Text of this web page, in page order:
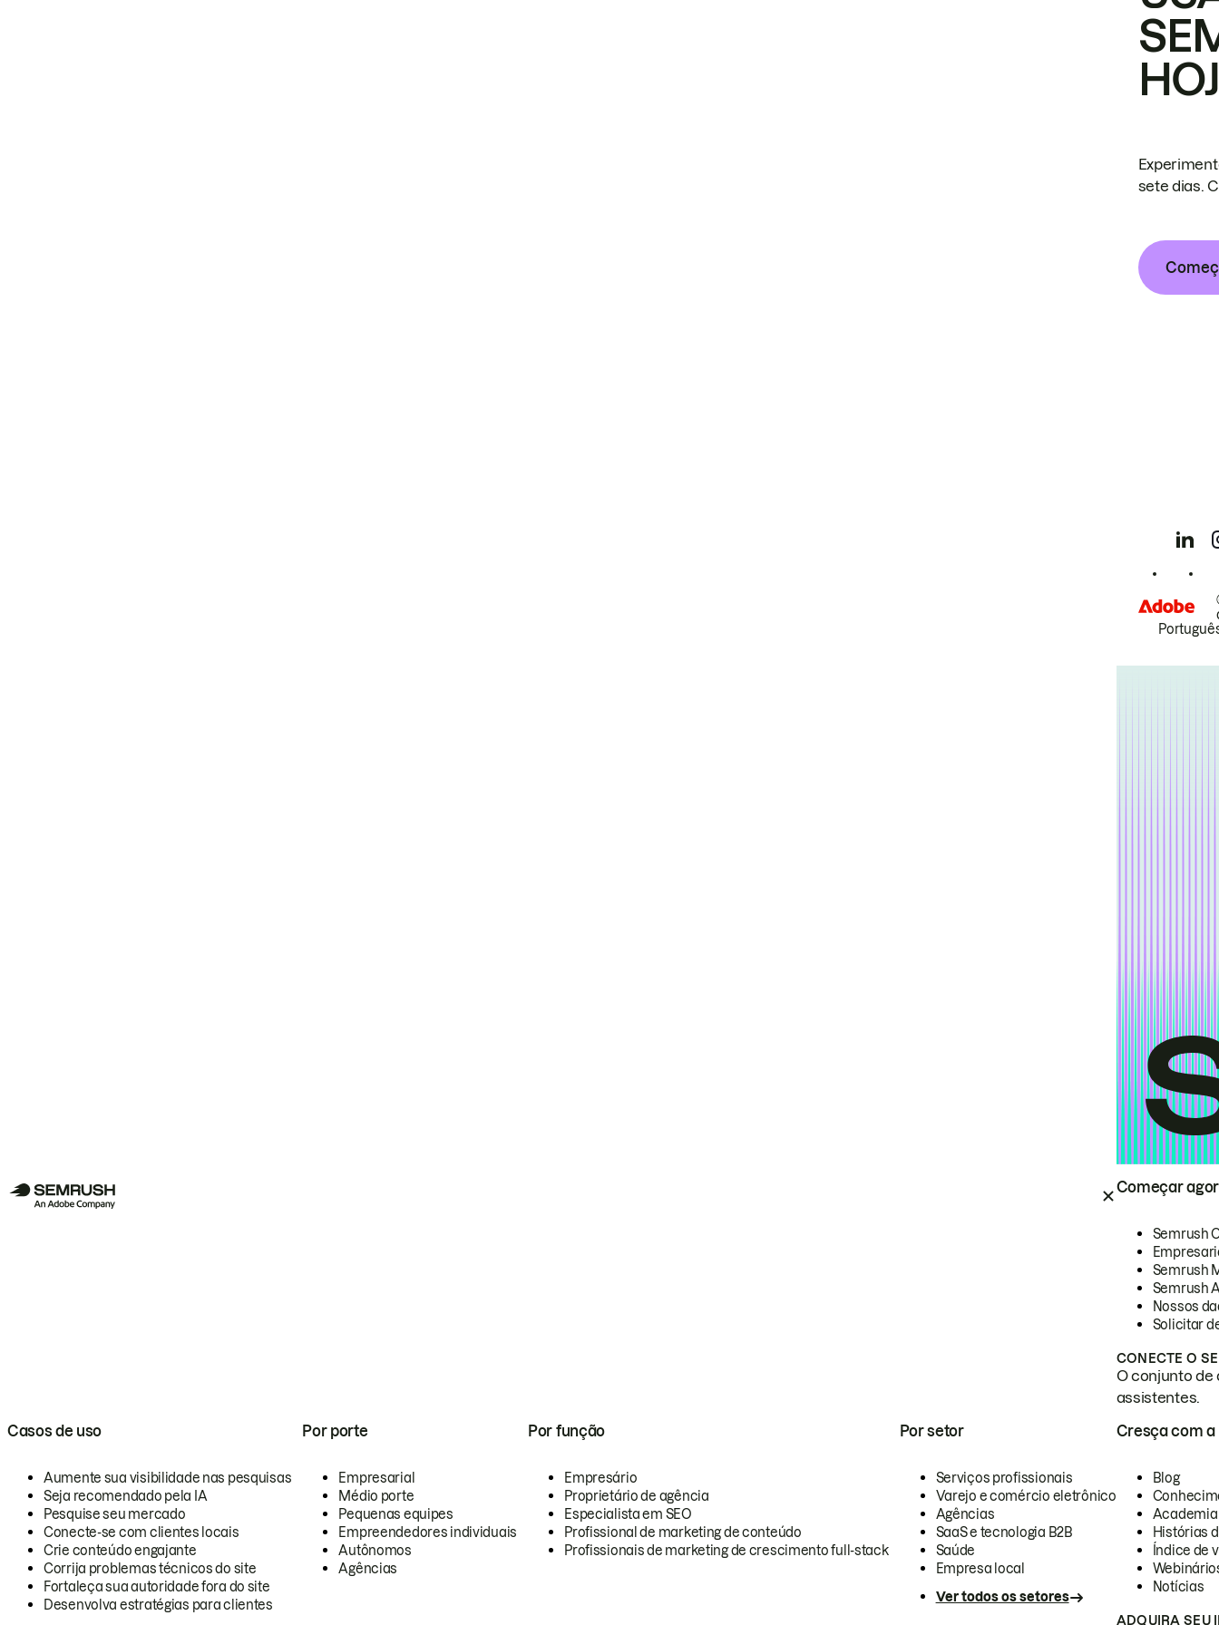
Começar
Semrush
Semrush
Semrush
Nossos
Solicitar
CONECTE O
O conjunto de
assistentes.
Casos de uso
Aumente sua visibilidade nas pesquisas
Seja recomendado pela IA
Pesquise seu mercado
Conecte-se com clientes locais
Crie conteúdo engajante
Corrija problemas técnicos do site
Fortaleça sua autoridade fora do site
Desenvolva estratégias para clientes
Por porte
Empresarial
Médio porte
Pequenas equipes
Empreendedores individuais
Autônomos
Agências
Por função
Empresário
Proprietário de agência
Especialista em SEO
Profissional de marketing de conteúdo
Profissionais de marketing de crescimento full-stack
Por setor
Serviços profissionais
Varejo e comércio eletrônico
Agências
SaaS e tecnologia B2B
Saúde
Empresa local
Ver todos os setores
Cresça com a
Blog
Academia
Histórias
Índice de
Notícias
ADQUIRA SEU
sete dias.